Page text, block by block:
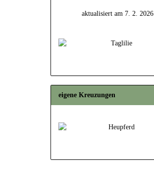
aktualisiert am 7. 2. 2026
eigene Kreuzungen